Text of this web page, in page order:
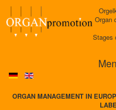
Organ
Stages
ORGAN MANAGEMENT IN